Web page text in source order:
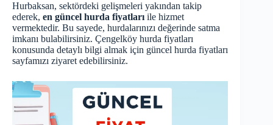
Hurbaksan, sektördeki gelişmeleri yakından takip
ederek, en güncel hurda fiyatları ile hizmet
vermektedir. Bu sayede, hurdalarınızı değerinde satma
imkanı bulabilirsiniz. Çengelköy hurda fiyatları
konusunda detaylı bilgi almak için güncel hurda fiyatları
sayfamızı ziyaret edebilirsiniz.